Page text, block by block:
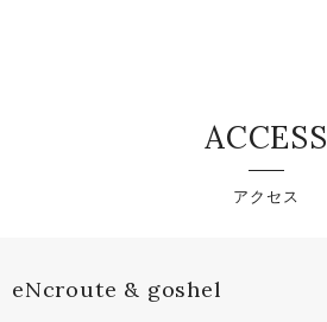
ACCESS
アクセス
eNcroute & goshel